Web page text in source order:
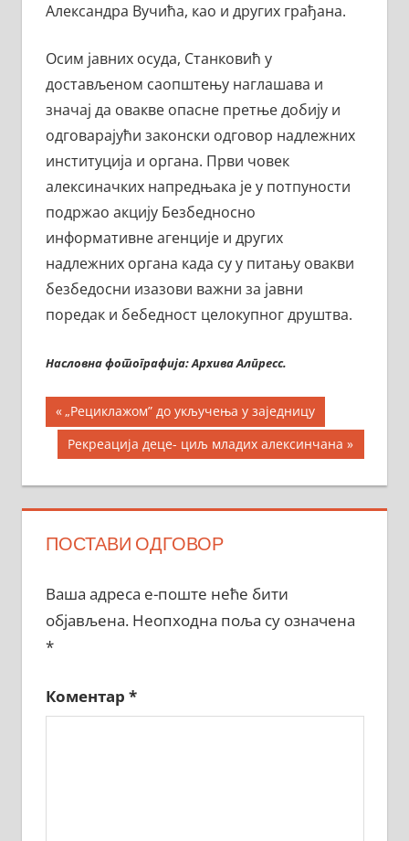
Александра Вучића, као и других грађана.
Осим јавних осуда, Станковић у
достављеном саопштењу наглашава и
значај да овакве опасне претње добију и
одговарајући законски одговор надлежних
институција и органа. Први човек
алексиначких напредњака је у потпуности
подржао акцију Безбедносно
информативне агенције и других
надлежних органа када су у питању овакви
безбедосни изазови важни за јавни
поредак и бебедност целокупног друштва.
Насловна фотографија: Архива Алпресс.
Кретање
чланка
Previous
Post:
„Рециклажом” до укључења у заједницу
Next
Post:
Рекреација деце- циљ младих алексинчана
ПОСТАВИ ОДГОВОР
Ваша адреса е-поште неће бити
објављена. Неопходна поља су означена
*
Коментар *